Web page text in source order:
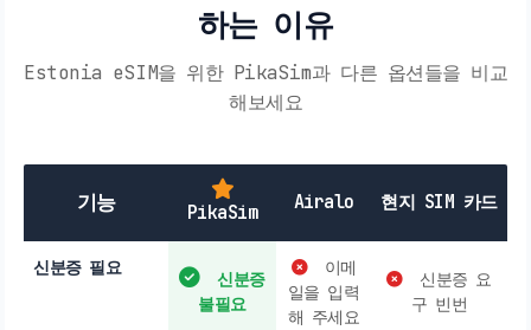
하는 이유
Estonia eSIM을 위한 PikaSim과 다른 옵션들을 비교
해보세요
기능 PikaSim Airalo 현지 SIM 카드
신분증 필요
신분증
불필요
이메
일을 입력
해 주세요
신분증 요
구 빈번